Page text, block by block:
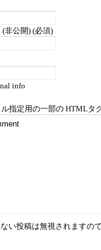
(非公開) (必須)
info
ル指定用の一部の HTMLタ
い投稿は無視されますの